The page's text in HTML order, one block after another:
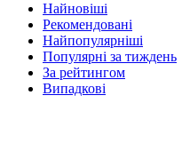
Найновіші
Рекомендовані
Найпопулярніші
Популярні за тиждень
За рейтингом
Випадкові